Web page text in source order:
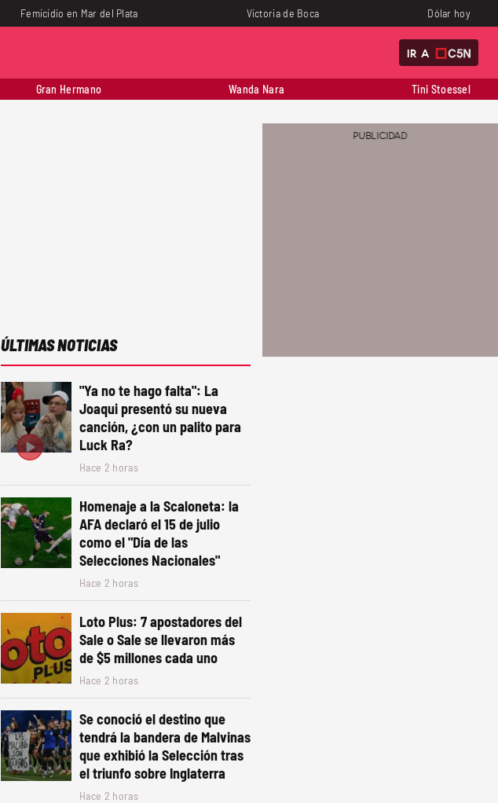
Femicidio en Mar del Plata Victoria de Boca Dólar hoy
IR A
Gran Hermano Wanda Nara Tini Stoessel
ÚLTIMAS NOTICIAS
"Ya no te hago falta": La
Joaqui presentó su nueva
canción, ¿con un palito para
Luck Ra?
Hace 2 horas
Homenaje a la Scaloneta: la
AFA declaró el 15 de julio
como el "Día de las
Selecciones Nacionales"
Hace 2 horas
Loto Plus: 7 apostadores del
Sale o Sale se llevaron más
de $5 millones cada uno
Hace 2 horas
Se conoció el destino que
tendrá la bandera de Malvinas
que exhibió la Selección tras
el triunfo sobre Inglaterra
Hace 2 horas